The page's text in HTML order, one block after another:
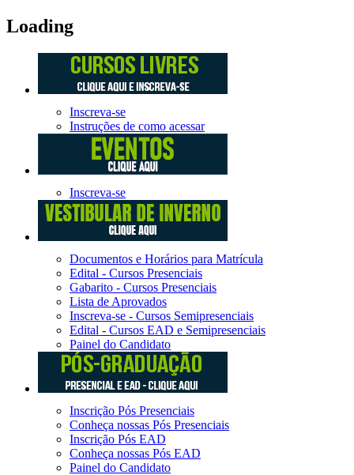
Loading
Inscreva-se
Instruções de como acessar
Inscreva-se
Documentos e Horários para Matrícula
Edital - Cursos Presenciais
Gabarito - Cursos Presenciais
Lista de Aprovados
Inscreva-se - Cursos Semipresenciais
Edital - Cursos EAD e Semipresenciais
Painel do Candidato
Inscrição Pós Presenciais
Conheça nossas Pós Presenciais
Inscrição Pós EAD
Conheça nossas Pós EAD
Painel do Candidato